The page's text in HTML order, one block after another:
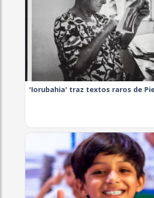
'Iorubahia' traz textos raros de